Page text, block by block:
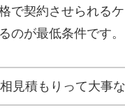
で契約させられる
のが最低条件です。
見積もりって大事な